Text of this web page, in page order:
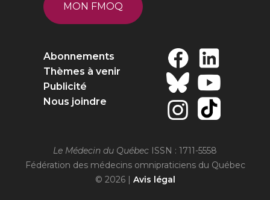
MON FMOQ
Abonnements
Thèmes à venir
Publicité
Nous joindre
Le Médecin du Québec ISSN : 1711-5558
Fédération des médecins omnipraticiens du Québec
© 2026 | Avis légal